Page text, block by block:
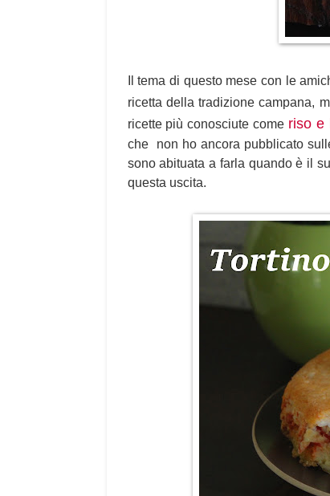
l tema di questo mese con le
ricetta della tradizione campana,
ricette più conosciute come riso e
che non ho ancora pubblicato
sono abituata a farla quando è il
questa uscita.